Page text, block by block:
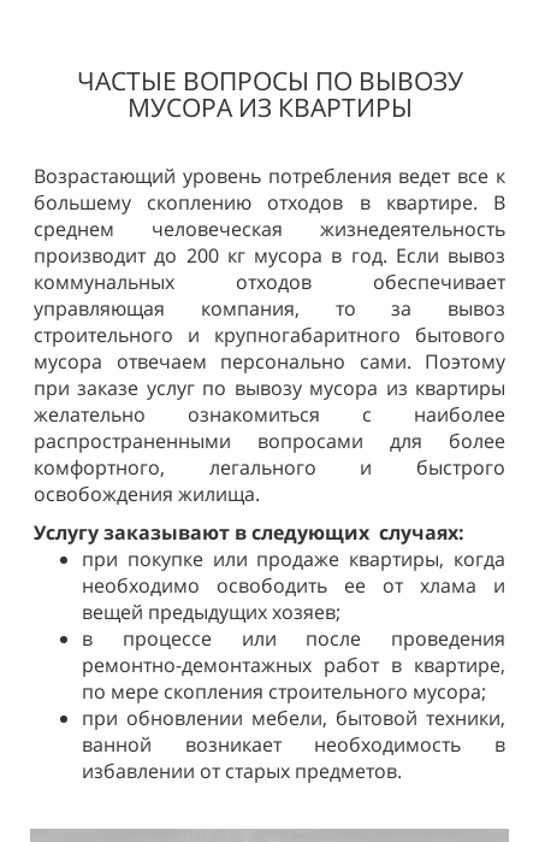
ЧАСТЫЕ ВОПРОСЫ ПО ВЫВОЗУ
МУСОРА ИЗ КВАРТИРЫ
Возрастающий уровень потребления ведет все к
большему скоплению отходов в квартире. В
среднем человеческая жизнедеятельность
производит до 200 кг мусора в год. Если вывоз
коммунальных отходов обеспечивает
управляющая компания, то за вывоз
строительного и крупногабаритного бытового
мусора отвечаем персонально сами. Поэтому
при заказе услуг по вывозу мусора из квартиры
желательно ознакомиться с наиболее
распространенными вопросами для более
комфортного, легального и быстрого
освобождения жилища.
Услугу заказывают в следующих случаях:
при покупке или продаже квартиры, когда
необходимо освободить ее от хлама и
вещей предыдущих хозяев;
в процессе или после проведения
ремонтно-демонтажных работ в квартире,
по мере скопления строительного мусора;
при обновлении мебели, бытовой техники,
ванной возникает необходимость в
избавлении от старых предметов.